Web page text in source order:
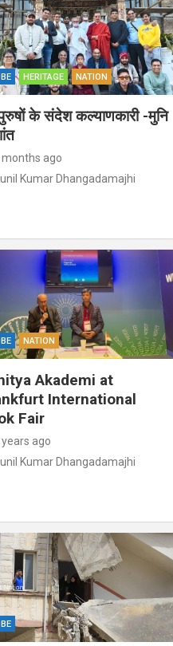
HERITAGE NATION
के संदेश कल्याणकारी -मुनि
months ago
Kumar Dhangadamajhi
NATION
Akademi at
International
Fair
years ago
Kumar Dhangadamajhi